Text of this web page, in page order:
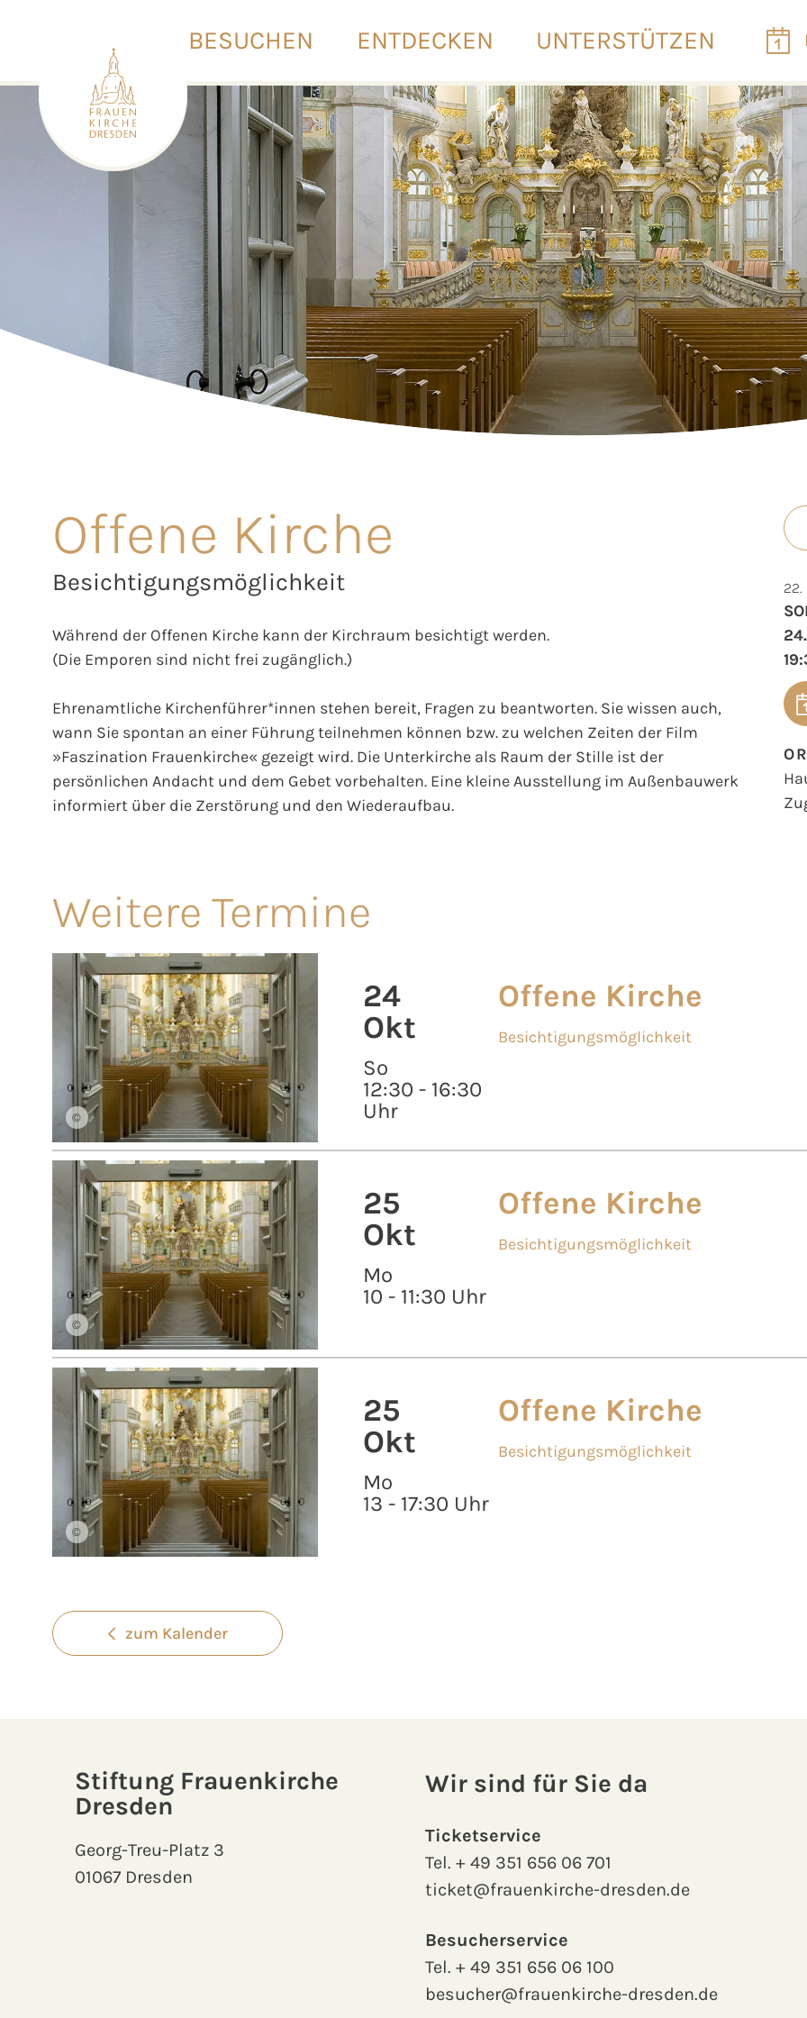
BESUCHEN ENTDECKEN UNTERSTÜTZEN
Offene Kirche
Besichtigungsmöglichkeit
Während der Offenen Kirche kann der Kirchraum besichtigt werden.
(Die Emporen sind nicht frei zugänglich.)
Ehrenamtliche Kirchenführer*innen stehen bereit, Fragen zu beantworten. Sie wissen auch,
wann Sie spontan an einer Führung teilnehmen können bzw. zu welchen Zeiten der Film
»Faszination Frauenkirche« gezeigt wird. Die Unterkirche als Raum der Stille ist der
persönlichen Andacht und dem Gebet vorbehalten. Eine kleine Ausstellung im Außenbauwerk
informiert über die Zerstörung und den Wiederaufbau.
22.
Weitere Termine
©
24
Okt
So
12:30 - 16:30
Uhr
Offene Kirche
Besichtigungsmöglichkeit
©
25
Okt
Mo
10 - 11:30 Uhr
Offene Kirche
Besichtigungsmöglichkeit
©
25
Okt
Mo
13 - 17:30 Uhr
Offene Kirche
Besichtigungsmöglichkeit
zum Kalender
Stiftung Frauenkirche
Dresden
Georg-Treu-Platz 3
01067 Dresden
Wir sind für Sie da
Ticketservice
Tel.+ 49 351 656 06 701
ticket@frauenkirche-dresden.de
Besucherservice
Tel.+ 49 351 656 06 100
besucher@frauenkirche-dresden.de